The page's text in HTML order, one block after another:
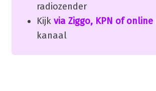
radiozender
Kijk via Ziggo, KPN of online
kanaal